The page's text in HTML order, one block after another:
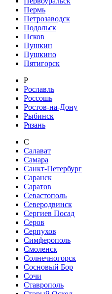
Пермь
Петрозаводск
Подольск
Псков
Пушкин
Пушкино
Пятигорск
Р
Рославль
Россошь
Ростов-на-Дону
Рыбинск
Рязань
С
Салават
Самара
Санкт-Петербург
Саранск
Саратов
Севастополь
Северодвинск
Сергиев Посад
Серов
Серпухов
Симферополь
Смоленск
Солнечногорск
Сосновый Бор
Сочи
Ставрополь